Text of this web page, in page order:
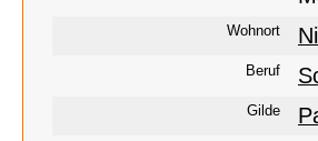
Wohnort
Beruf
Gilde